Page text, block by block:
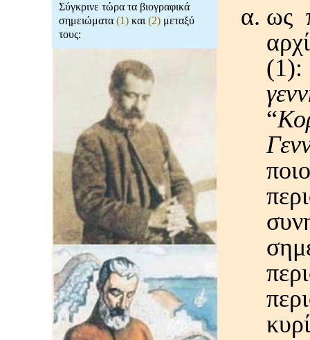
Σύγκρινε τώρα τα βιογραφικά
σημειώματα (1) και (2) μεταξύ
τους:
ως
“